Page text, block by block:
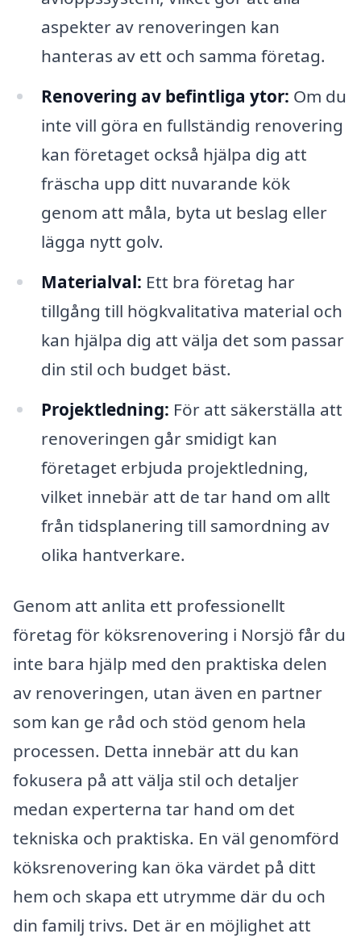
aspekter av renoveringen kan
hanteras av ett och samma företag.
Renovering av befintliga ytor: Om du
inte vill göra en fullständig renovering
kan företaget också hjälpa dig att
fräscha upp ditt nuvarande kök
genom att måla, byta ut beslag eller
lägga nytt golv.
Materialval: Ett bra företag har
tillgång till högkvalitativa material och
kan hjälpa dig att välja det som passar
din stil och budget bäst.
Projektledning: För att säkerställa att
renoveringen går smidigt kan
företaget erbjuda projektledning,
vilket innebär att de tar hand om allt
från tidsplanering till samordning av
olika hantverkare.
Genom att anlita ett professionellt
företag för köksrenovering i Norsjö får du
inte bara hjälp med den praktiska delen
av renoveringen, utan även en partner
som kan ge råd och stöd genom hela
processen. Detta innebär att du kan
fokusera på att välja stil och detaljer
medan experterna tar hand om det
tekniska och praktiska. En väl genomförd
köksrenovering kan öka värdet på ditt
hem och skapa ett utrymme där du och
din familj trivs. Det är en möjlighet att